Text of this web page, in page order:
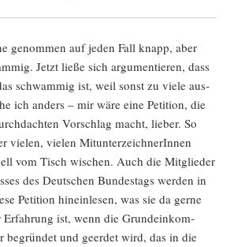
genom­men auf jeden Fall knapp, aber
Jetzt lie­ße sich argu­men­tie­ren, dass
schwam­mig ist, weil sonst zu vie­le aus­
ich anders – mir wäre eine Peti­ti­on, die
Vor­schlag macht, lie­ber. So
vie­len, vie­len Mit­un­ter­zeich­ne­rIn­nen
vom Tisch wischen. Auch die Mit­glie­der
des Deut­schen Bun­des­tags wer­den in
Peti­ti­on hin­ein­le­sen, was sie da ger­ne
Erfah­rung ist, wenn die Grund­ein­kom­
begrün­det und geer­det wird, das in die